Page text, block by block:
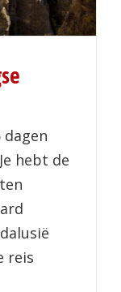
dagen
hebt de
reis